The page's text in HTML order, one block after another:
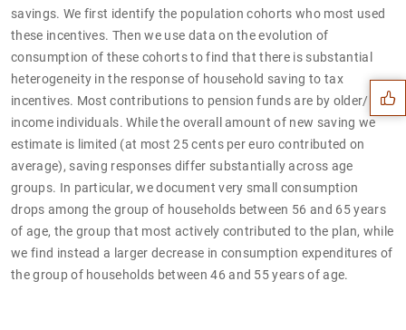
savings. We first identify the population cohorts who most used
these incentives. Then we use data on the evolution of
consumption of these cohorts to find that there is substantial
heterogeneity in the response of household saving to tax
incentives. Most contributions to pension funds are by older/high
income individuals. While the overall amount of new saving we
estimate is limited (at most 25 cents per euro contributed on
average), saving responses differ substantially across age
groups. In particular, we document very small consumption
drops among the group of households between 56 and 65 years
of age, the group that most actively contributed to the plan, while
we find instead a larger decrease in consumption expenditures of
the group of households between 46 and 55 years of age.
Sugerencias